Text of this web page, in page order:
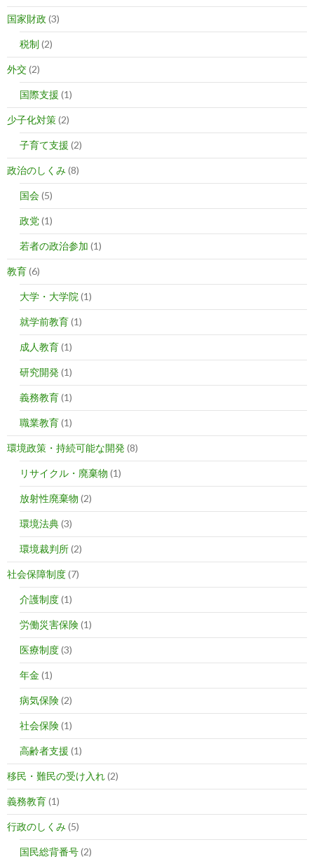
国家財政 (3)
税制 (2)
外交(2)
国際支援 (1)
少子化対策(2)
子育て支援 (2)
政治のしくみ (8)
国会(5)
政党(1)
若者の政治参加 (1)
教育(6)
大学・大学院 (1)
就学前教育(1)
成人教育(1)
研究開発 (1)
義務教育(1)
職業教育(1)
環境政策・持続可能な開発 (8)
リサイクル・廃棄物 (1)
放射性廃棄物 (2)
環境法典(3)
環境裁判所(2)
社会保障制度(7)
介護制度(1)
労働災害保険(1)
医療制度(3)
年金 (1)
病気保険(2)
社会保険(1)
高齢者支援 (1)
移民・難民の受け入れ(2)
義務教育(1)
行政のしくみ (5)
国民総背番号(2)